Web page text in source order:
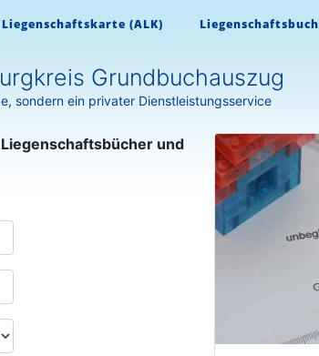
Liegenschaftskarte (ALK) Liegenschaftsbuch
Grundbuchauszug
sondern ein privater Dienstleistungsservice
und